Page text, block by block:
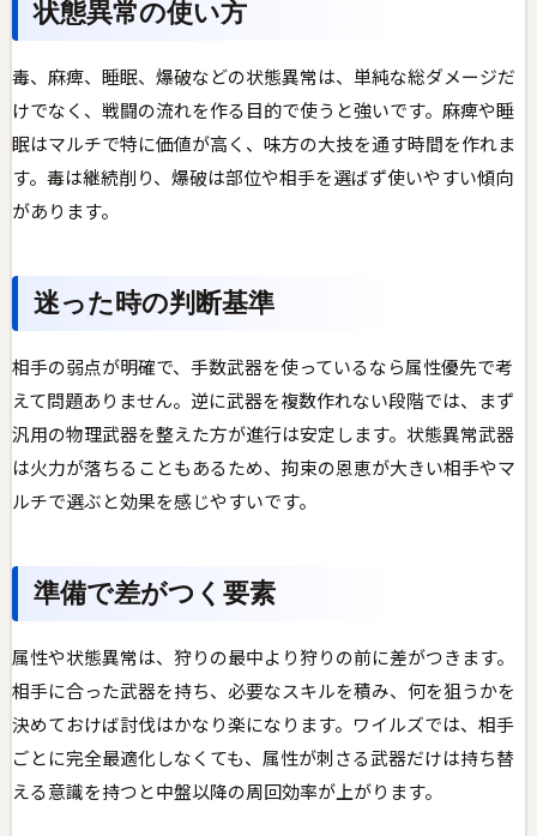
状態異常の使い方
毒、麻痺、睡眠、爆破などの状態異常は、単純な総ダメージだ
けでなく、戦闘の流れを作る目的で使うと強いです。麻痺や睡
眠はマルチで特に価値が高く、味方の大技を通す時間を作れま
す。毒は継続削り、爆破は部位や相手を選ばず使いやすい傾向
があります。
迷った時の判断基準
相手の弱点が明確で、手数武器を使っているなら属性優先で考
えて問題ありません。逆に武器を複数作れない段階では、まず
汎用の物理武器を整えた方が進行は安定します。状態異常武器
は火力が落ちることもあるため、拘束の恩恵が大きい相手やマ
ルチで選ぶと効果を感じやすいです。
準備で差がつく要素
属性や状態異常は、狩りの最中より狩りの前に差がつきます。
相手に合った武器を持ち、必要なスキルを積み、何を狙うかを
決めておけば討伐はかなり楽になります。ワイルズでは、相手
ごとに完全最適化しなくても、属性が刺さる武器だけは持ち替
える意識を持つと中盤以降の周回効率が上がります。